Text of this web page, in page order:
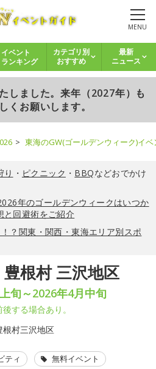
MENU
イベント
ランキング
カテゴリ別
おすすめ
最新
ニュース
しました。来年（2027年）も
くお願いします。
東海のGW(ゴールデンウィーク)イ
り ・ ピクニック ・ BBQなどおでかけ
年のゴールデンウィークはいつか
と回避術をご紹介
？関東・関西・東海エリア別スポ
豊根村 三沢地区
旬～2026年4月中旬
する場合あり。
村三沢地区
ティ 無料イベント